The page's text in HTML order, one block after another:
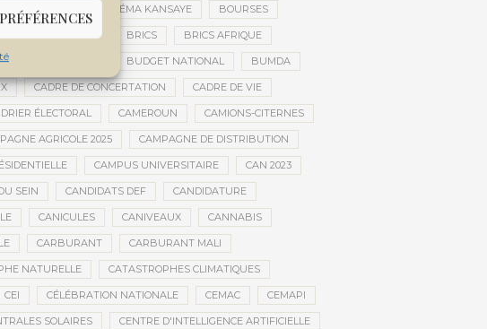
BOUREM BOURÉMA KANSAYE BOURSES
OLIGUI NGUEMA BRICS BRICS AFRIQUE
LA PRÉSIDENCE BUDGET NATIONAL BUMDA
CADRE DE CONCERTATION CADRE DE VIE
ÉLECTORAL CAMEROUN CAMIONS-CITERNES
AGRICOLE 2025 CAMPAGNE DE DISTRIBUTION
CAMPUS UNIVERSITAIRE CAN 2023
SEIN CANDIDATS DEF CANDIDATURE
CANICULES CANIVEAUX CANNABIS
CARBURANT CARBURANT MALI
NATURELLE CATASTROPHES CLIMATIQUES
CEI CÉLÉBRATION NATIONALE CEMAC CEMAPI
SOLAIRES CENTRE D'INTELLIGENCE ARTIFICIELLE